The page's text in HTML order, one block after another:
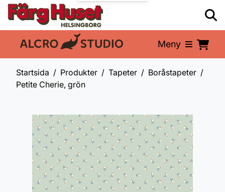
En del av: Meny
Startsida Produkter Tapeter
Boråstapeter
Petite Cherie, grön